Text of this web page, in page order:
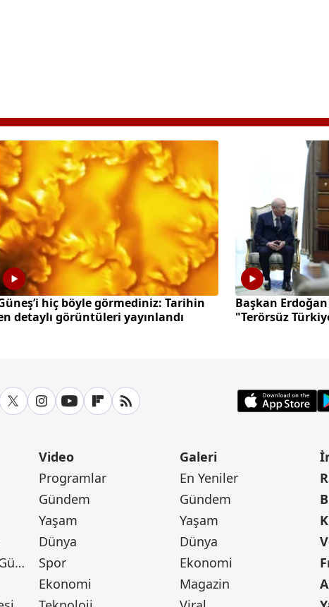
hiç böyle görmediniz: Tarihin
detaylı görüntüleri yayınlandı
Başkan
"Terörsüz
Canan Barlas ile Gündem
Video
Programlar
Gündem
Yaşam
Dünya
Spor
Ekonomi
Galeri
En Yeniler
Gündem
Yaşam
Dünya
Ekonomi
Magazin